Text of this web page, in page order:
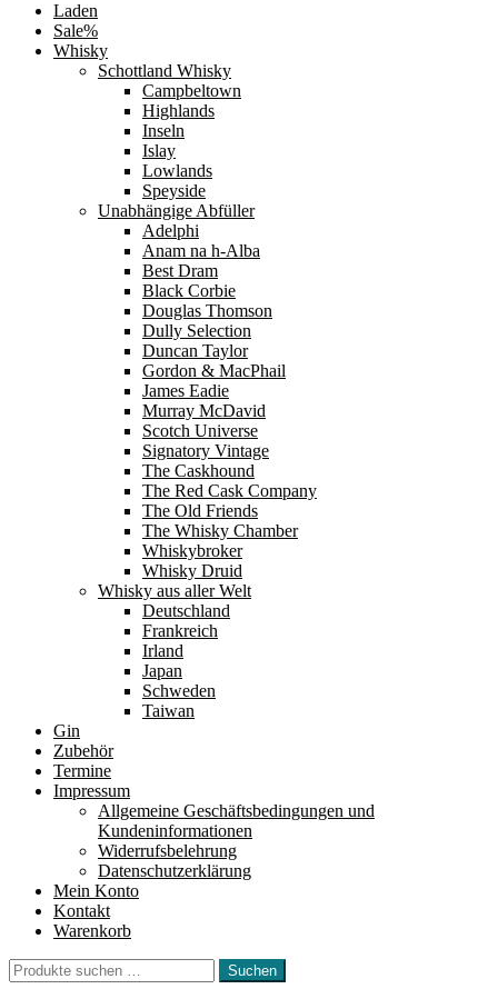
Laden
Sale%
Whisky
Schottland Whisky
Campbeltown
Highlands
Inseln
Islay
Lowlands
Speyside
Unabhängige Abfüller
Adelphi
Anam na h-Alba
Best Dram
Black Corbie
Douglas Thomson
Dully Selection
Duncan Taylor
Gordon & MacPhail
James Eadie
Murray McDavid
Scotch Universe
Signatory Vintage
The Caskhound
The Red Cask Company
The Old Friends
The Whisky Chamber
Whiskybroker
Whisky Druid
Whisky aus aller Welt
Deutschland
Frankreich
Irland
Japan
Schweden
Taiwan
Gin
Zubehör
Termine
Impressum
Allgemeine Geschäftsbedingungen und
Kundeninformationen
Widerrufsbelehrung
Datenschutzerklärung
Mein Konto
Kontakt
Warenkorb
Suchen
nach:
Suchen